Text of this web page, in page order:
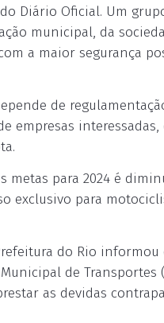
Diário Oficial. Um
municipal, da
a maior segurança
de
empresas interessadas,
para 2024 é
exclusivo para
do Rio
de Transportes
as devidas